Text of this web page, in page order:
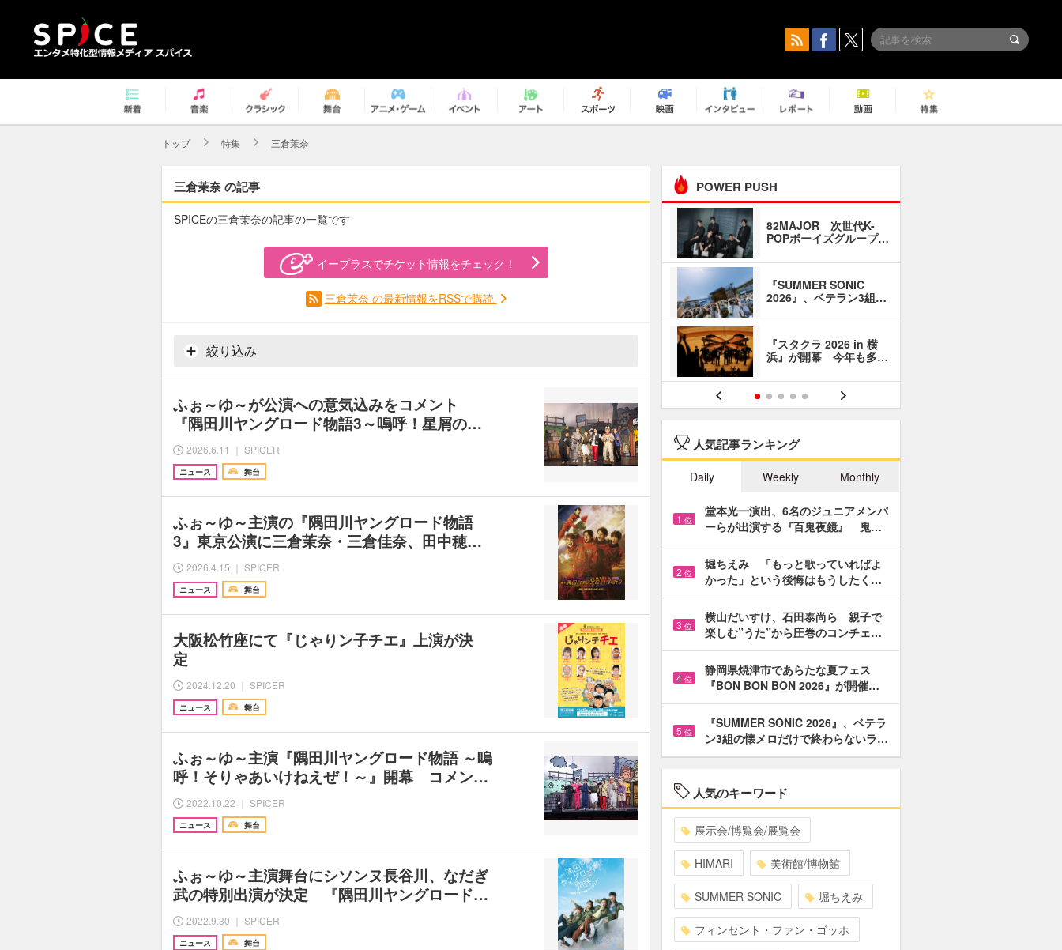
トップ 特集 三倉茉奈
三倉茉奈 の記事
SPICEの三倉茉奈の記事の一覧です
イープラスでチケット情報をチェック！
三倉茉奈 の最新情報をRSSで購読
絞り込み
ふぉ～ゆ～が公演への意気込みをコメント
『隅田川ヤングロード物語3～嗚呼！星屑の…
2026.6.11 ｜ SPICER
ニュース 舞台
ふぉ～ゆ～主演の『隅田川ヤングロード物語
3』東京公演に三倉茉奈・三倉佳奈、田中穂…
2026.4.15 ｜ SPICER
ニュース 舞台
大阪松竹座にて『じゃりン子チエ』上演が決
定
2024.12.20 ｜ SPICER
ニュース 舞台
ふぉ～ゆ～主演『隅田川ヤングロード物語 ～嗚
呼！そりゃあいけねえぜ！～』開幕 コメン…
2022.10.22 ｜ SPICER
ニュース 舞台
ふぉ～ゆ～主演舞台にシソンヌ長谷川、なだぎ
武の特別出演が決定 『隅田川ヤングロード…
2022.9.30 ｜ SPICER
ニュース 舞台
POWER PUSH
82MAJOR 次世代K-
POPボーイズグループ…
『SUMMER SONIC
2026』、ベテラン3組…
『スタクラ 2026 in 横
浜』が開幕 今年も多…
人気記事ランキング
Daily Weekly Monthly
1 位
堂本光一演出、6名のジュニアメンバ
ーらが出演する『百鬼夜鏡』 鬼…
2 位
堀ちえみ 「もっと歌っていればよ
かった」という後悔はもうしたく…
3 位
横山だいすけ、石田泰尚ら 親子で
楽しむ”うた”から圧巻のコンチェ…
4 位
静岡県焼津市であらたな夏フェス
『BON BON BON 2026』が開催…
5 位
『SUMMER SONIC 2026』、ベテラ
ン3組の懐メロだけで終わらないラ…
人気のキーワード
展示会/博覧会/展覧会
HIMARI 美術館/博物館
SUMMER SONIC 堀ちえみ
フィンセント・ファン・ゴッホ